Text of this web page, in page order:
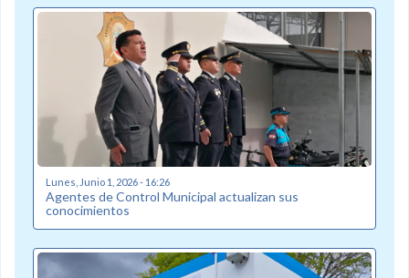
Lunes, Junio 1, 2026 - 16:26
Agentes de Control Municipal actualizan sus
conocimientos